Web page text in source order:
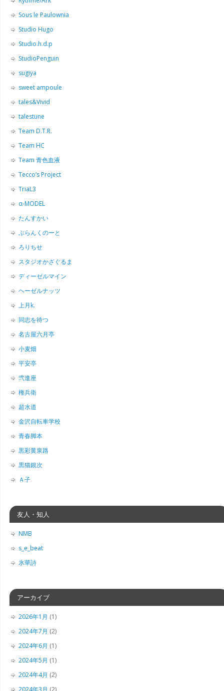
Sous le Paulownia
Studio Hugo
Studio.h.d.p
StudioPenguin
sugiya
sweet ampoule
tales&Vivid
talestune
Team D.T.R.
Team HC
Team 青色血液
Tecco’s Project
TriaL3
α-MODEL
たんすかい
ぶらんくのーと
ろりちせ
スタジオかざぐるま
ディーゼルマイン
ヘーゼルナッツ
上月k.
同志を待つ
名古屋六月亭
小麦畑
平安亭
弐進座
権兵衛
超水道
金沢自転車学校
青春脚本
黒彩黄泉路
黒猫銀次
Ａ子
友人・知人
NMB
s_e_beat
氷華詩
アーカイブ
2026年1月 (1)
2024年7月 (2)
2024年6月 (1)
2024年5月 (1)
2024年4月 (2)
2024年3月 (2)